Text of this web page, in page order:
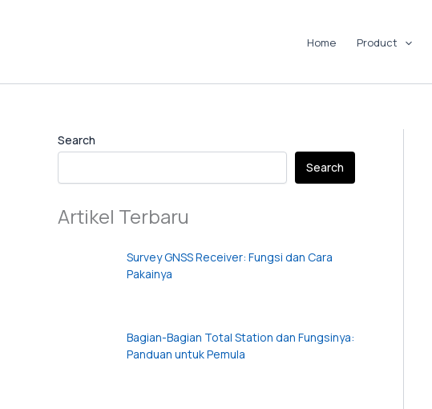
Home Product
Search
Search
Artikel Terbaru
Survey GNSS Receiver: Fungsi dan Cara
Pakainya
Bagian-Bagian Total Station dan Fungsinya:
Panduan untuk Pemula